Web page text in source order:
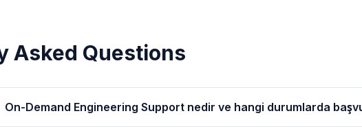
Asked Questions
On-Demand Engineering Support nedir ve hangi durumlarda